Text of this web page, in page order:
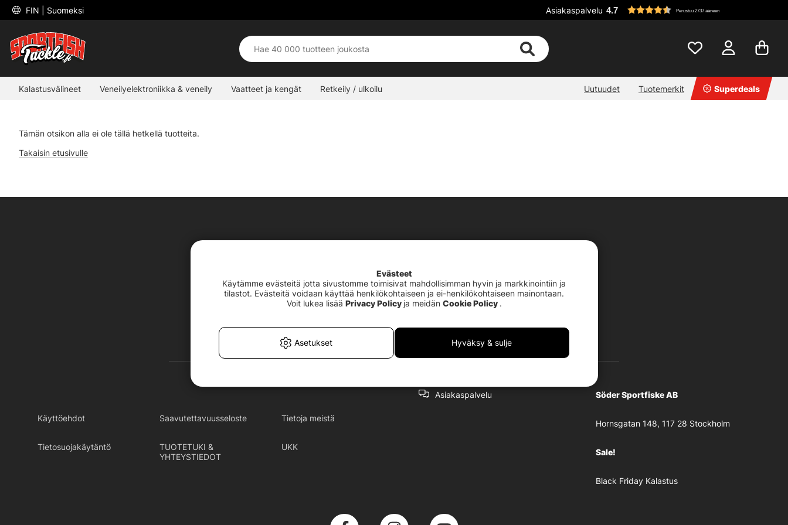
FIN | Suomeksi Asiakaspalvelu 4.7 Perustuu 2737 ääneen
Kalastusvälineet Veneilyelektroniikka & veneily Vaatteet ja kengät Retkeily / ulkoilu Uutuudet Tuotemerkit Superdeals
Tämän otsikon alla ei ole tällä hetkellä tuotteita.
Takaisin etusivulle
Käyttöehdot Saavutettavuusseloste Tietoja meistä
Tietosuojakäytäntö
TUOTETUKI &
YHTEYSTIEDOT
UKK
Asiakaspalvelu Söder Sportfiske AB
Hornsgatan 148, 117 28 Stockholm
Sale!
Black Friday Kalastus
Evästeet
Käytämme evästeitä jotta sivustomme toimisivat mahdollisimman hyvin ja markkinointiin ja
tilastot. Evästeitä voidaan käyttää henkilökohtaiseen ja ei-henkilökohtaiseen mainontaan.
Voit lukea lisää Privacy Policy ja meidän Cookie Policy .
Asetukset Hyväksy & sulje